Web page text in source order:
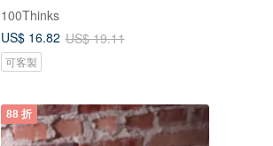
100Thinks
US$ 16.82 US$ 19.11
可客製
88 折